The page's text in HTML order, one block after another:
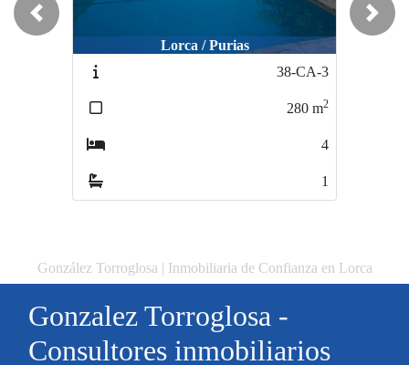
Lorca / LA VIÑA
65-PI-19
139m2
4
1
Previous Next
González Torroglosa | Inmobiliaria de Confianza en Lorca
Gonzalez Torroglosa -
Consultores inmobiliarios